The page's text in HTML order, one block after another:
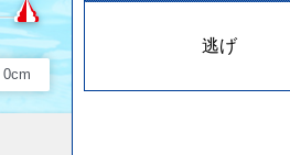
0cm
逃げ